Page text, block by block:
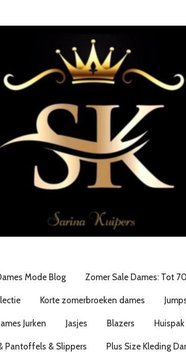
Mode Blog Zomer Sale Dames: Tot
Korte zomerbroeken dames
Jurken Jasjes Blazers
Pantoffels & Slippers Plus Size Kleding